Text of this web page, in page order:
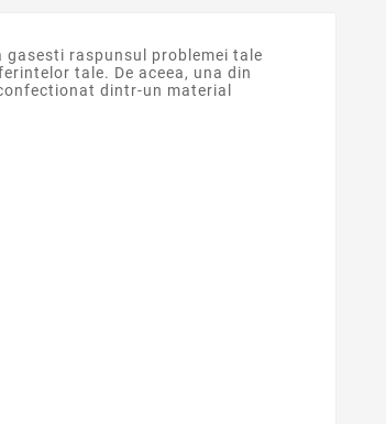
gasesti raspunsul problemei tale
tale. De aceea, una din
dintr-un material